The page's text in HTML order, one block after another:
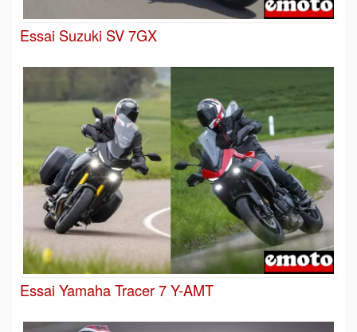
Essai Suzuki SV 7GX
Essai Yamaha Tracer 7 Y-AMT